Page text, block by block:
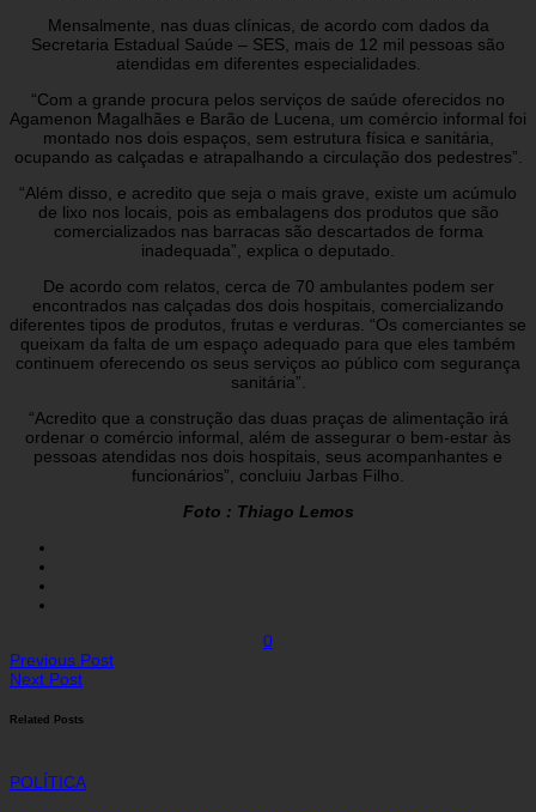
Mensalmente, nas duas clínicas, de acordo com dados da
Secretaria Estadual Saúde – SES, mais de 12 mil pessoas são
atendidas em diferentes especialidades.
“Com a grande procura pelos serviços de saúde oferecidos no
Agamenon Magalhães e Barão de Lucena, um comércio informal foi
montado nos dois espaços, sem estrutura física e sanitária,
ocupando as calçadas e atrapalhando a circulação dos pedestres”.
“Além disso, e acredito que seja o mais grave, existe um acúmulo
de lixo nos locais, pois as embalagens dos produtos que são
comercializados nas barracas são descartados de forma
inadequada”, explica o deputado.
De acordo com relatos, cerca de 70 ambulantes podem ser
encontrados nas calçadas dos dois hospitais, comercializando
diferentes tipos de produtos, frutas e verduras. “Os comerciantes se
queixam da falta de um espaço adequado para que eles também
continuem oferecendo os seus serviços ao público com segurança
sanitária”.
“Acredito que a construção das duas praças de alimentação irá
ordenar o comércio informal, além de assegurar o bem-estar às
pessoas atendidas nos dois hospitais, seus acompanhantes e
funcionários”, concluiu Jarbas Filho.
Foto : Thiago Lemos
0
Previous Post
Next Post
Related Posts
POLÍTICA